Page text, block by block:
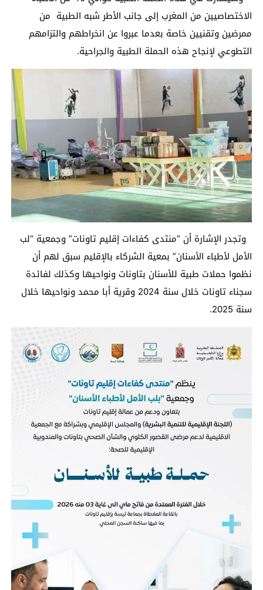
الاختصاصيين من المغرب إلى جانب الأطر شبه الطبية من
ممرضين وتقنيين خاصة بعدما عبروا عن انخراطهم والتزامهم
التطوعي لإنجاح هذه الحملة الطبية والجراحية.
وتجدر الإشارة أن “منتدى كفاءات إقليم تاونات” وجمعية “لب
الأمل لأطباء الأسنان” بمعية الشركاء بالإقليم سبق لهم أن
نظموا حملات طبية للأسنان بتاونات ونواحيها وكذلك لفائدة
سجناء تاونات خلال سنة 2024 وقرية أبا محمد ونواحيها خلال
سنة 2025.